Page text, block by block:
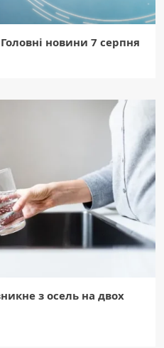
новини 7 серпня
з осель на двох